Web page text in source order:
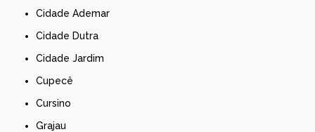
Cidade Ademar
Cidade Dutra
Cidade Jardim
Cupecê
Cursino
Grajau